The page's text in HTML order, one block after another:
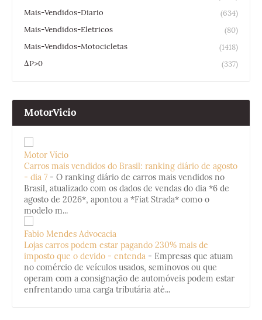
Mais-Vendidos-Diario
(634)
Mais-Vendidos-Eletricos
(80)
Mais-Vendidos-Motocicletas
(1418)
ΔP>0
(337)
MotorVicio
Motor Vício
Carros mais vendidos do Brasil: ranking diário de agosto
- dia 7 - O ranking diário de carros mais vendidos no
Brasil, atualizado com os dados de vendas do dia *6 de
agosto de 2026*, apontou a *Fiat Strada* como o
modelo m...
Fabio Mendes Advocacia
Lojas carros podem estar pagando 230% mais de
imposto que o devido - entenda - Empresas que atuam
no comércio de veículos usados, seminovos ou que
operam com a consignação de automóveis podem estar
enfrentando uma carga tributária até...